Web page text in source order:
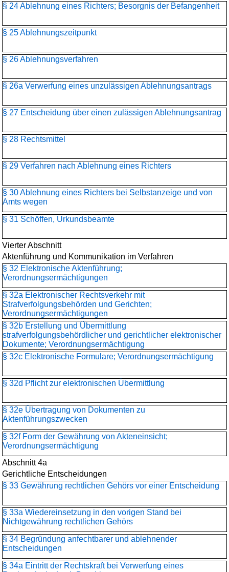
§ 24 Ablehnung eines Richters; Besorgnis der Befangenheit
§ 25 Ablehnungszeitpunkt
§ 26 Ablehnungsverfahren
§ 26a Verwerfung eines unzulässigen Ablehnungsantrags
§ 27 Entscheidung über einen zulässigen Ablehnungsantrag
§ 28 Rechtsmittel
§ 29 Verfahren nach Ablehnung eines Richters
§ 30 Ablehnung eines Richters bei Selbstanzeige und von
Amts wegen
§ 31 Schöffen, Urkundsbeamte
Vierter Abschnitt
Aktenführung und Kommunikation im Verfahren
§ 32 Elektronische Aktenführung;
Verordnungsermächtigungen
§ 32a Elektronischer Rechtsverkehr mit
Strafverfolgungsbehörden und Gerichten;
Verordnungsermächtigungen
§ 32b Erstellung und Übermittlung
strafverfolgungsbehördlicher und gerichtlicher elektronischer
Dokumente; Verordnungsermächtigung
§ 32c Elektronische Formulare; Verordnungsermächtigung
§ 32d Pflicht zur elektronischen Übermittlung
§ 32e Übertragung von Dokumenten zu
Aktenführungszwecken
§ 32f Form der Gewährung von Akteneinsicht;
Verordnungsermächtigung
Abschnitt 4a
Gerichtliche Entscheidungen
§ 33 Gewährung rechtlichen Gehörs vor einer Entscheidung
§ 33a Wiedereinsetzung in den vorigen Stand bei
Nichtgewährung rechtlichen Gehörs
§ 34 Begründung anfechtbarer und ablehnender
Entscheidungen
§ 34a Eintritt der Rechtskraft bei Verwerfung eines